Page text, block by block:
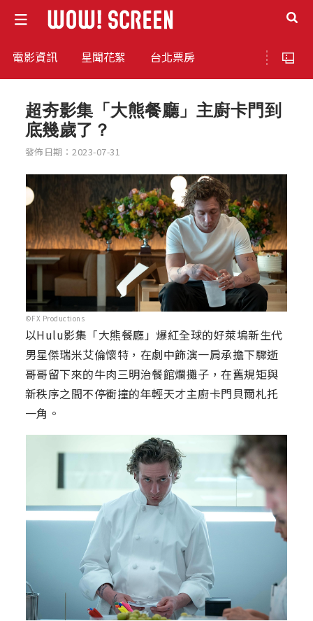
電影資訊 星聞花絮 台北票房
超夯影集「大熊餐廳」主廚卡門到
底幾歲了？
發佈日期：2023-07-31
©FX Productions
以Hulu影集「大熊餐廳」爆紅全球的好萊塢新生代
男星傑瑞米艾倫懷特，在劇中飾演一肩承擔下驟逝
哥哥留下來的牛肉三明治餐館爛攤子，在舊規矩與
新秩序之間不停衝撞的年輕天才主廚卡門貝爾札托
一角。